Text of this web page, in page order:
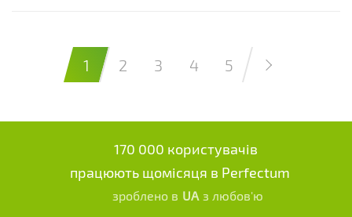
1 2 3 4 5
170 000 користувачів
працюють щомісяця в Perfectum
зроблено в UA з любов'ю